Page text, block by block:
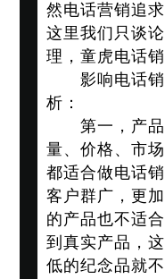
然电话营销追
这里我们只谈
理，童虎电话
影响电话销
析：
第一，产品
量、价格、市
都适合做电话
客户群广，更
的产品也不适
到真实产品，
低的纪念品就